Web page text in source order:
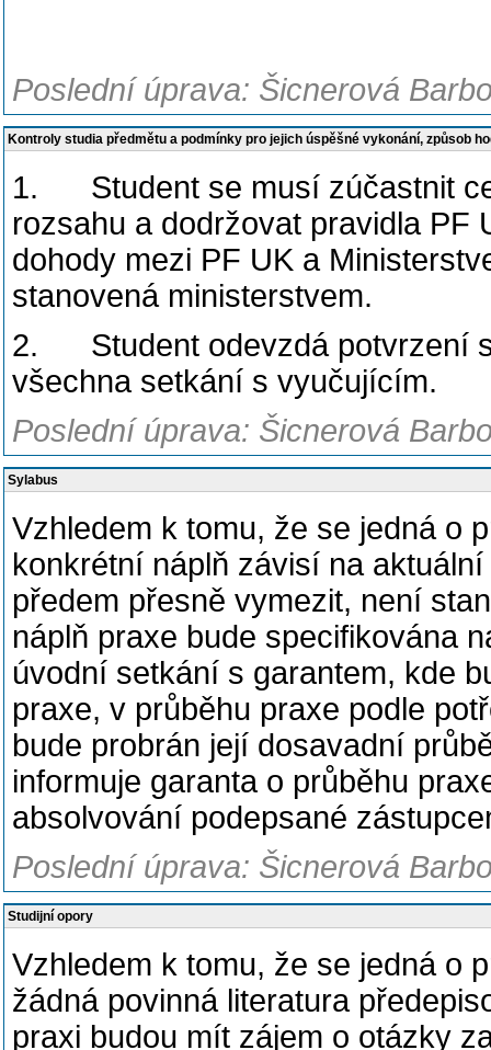
Poslední úprava: Šicnerová
Kontroly studia předmětu a podmínky pro jejich úspěšné vykonání, způsob
1. Student se musí zúčastnit
rozsahu a dodržovat pravidla PF
dohody mezi PF UK a
stanovená ministerstvem.
2. Student odevzdá potvrzení
všechna setkání s vyučujícím.
Poslední úprava: Šicnerová
Sylabus
Vzhledem k tomu, že se jedná o
konkrétní náplň závisí na
předem přesně vymezit, není
náplň praxe bude specifikována
úvodní setkání s garantem, kde
praxe, v průběhu praxe podle
bude probrán její dosavadní
informuje garanta o průběhu
absolvování podepsané
Poslední úprava: Šicnerová
Studijní opory
Vzhledem k tomu, že se jedná o
žádná povinná literatura
praxi budou mít zájem o otázky